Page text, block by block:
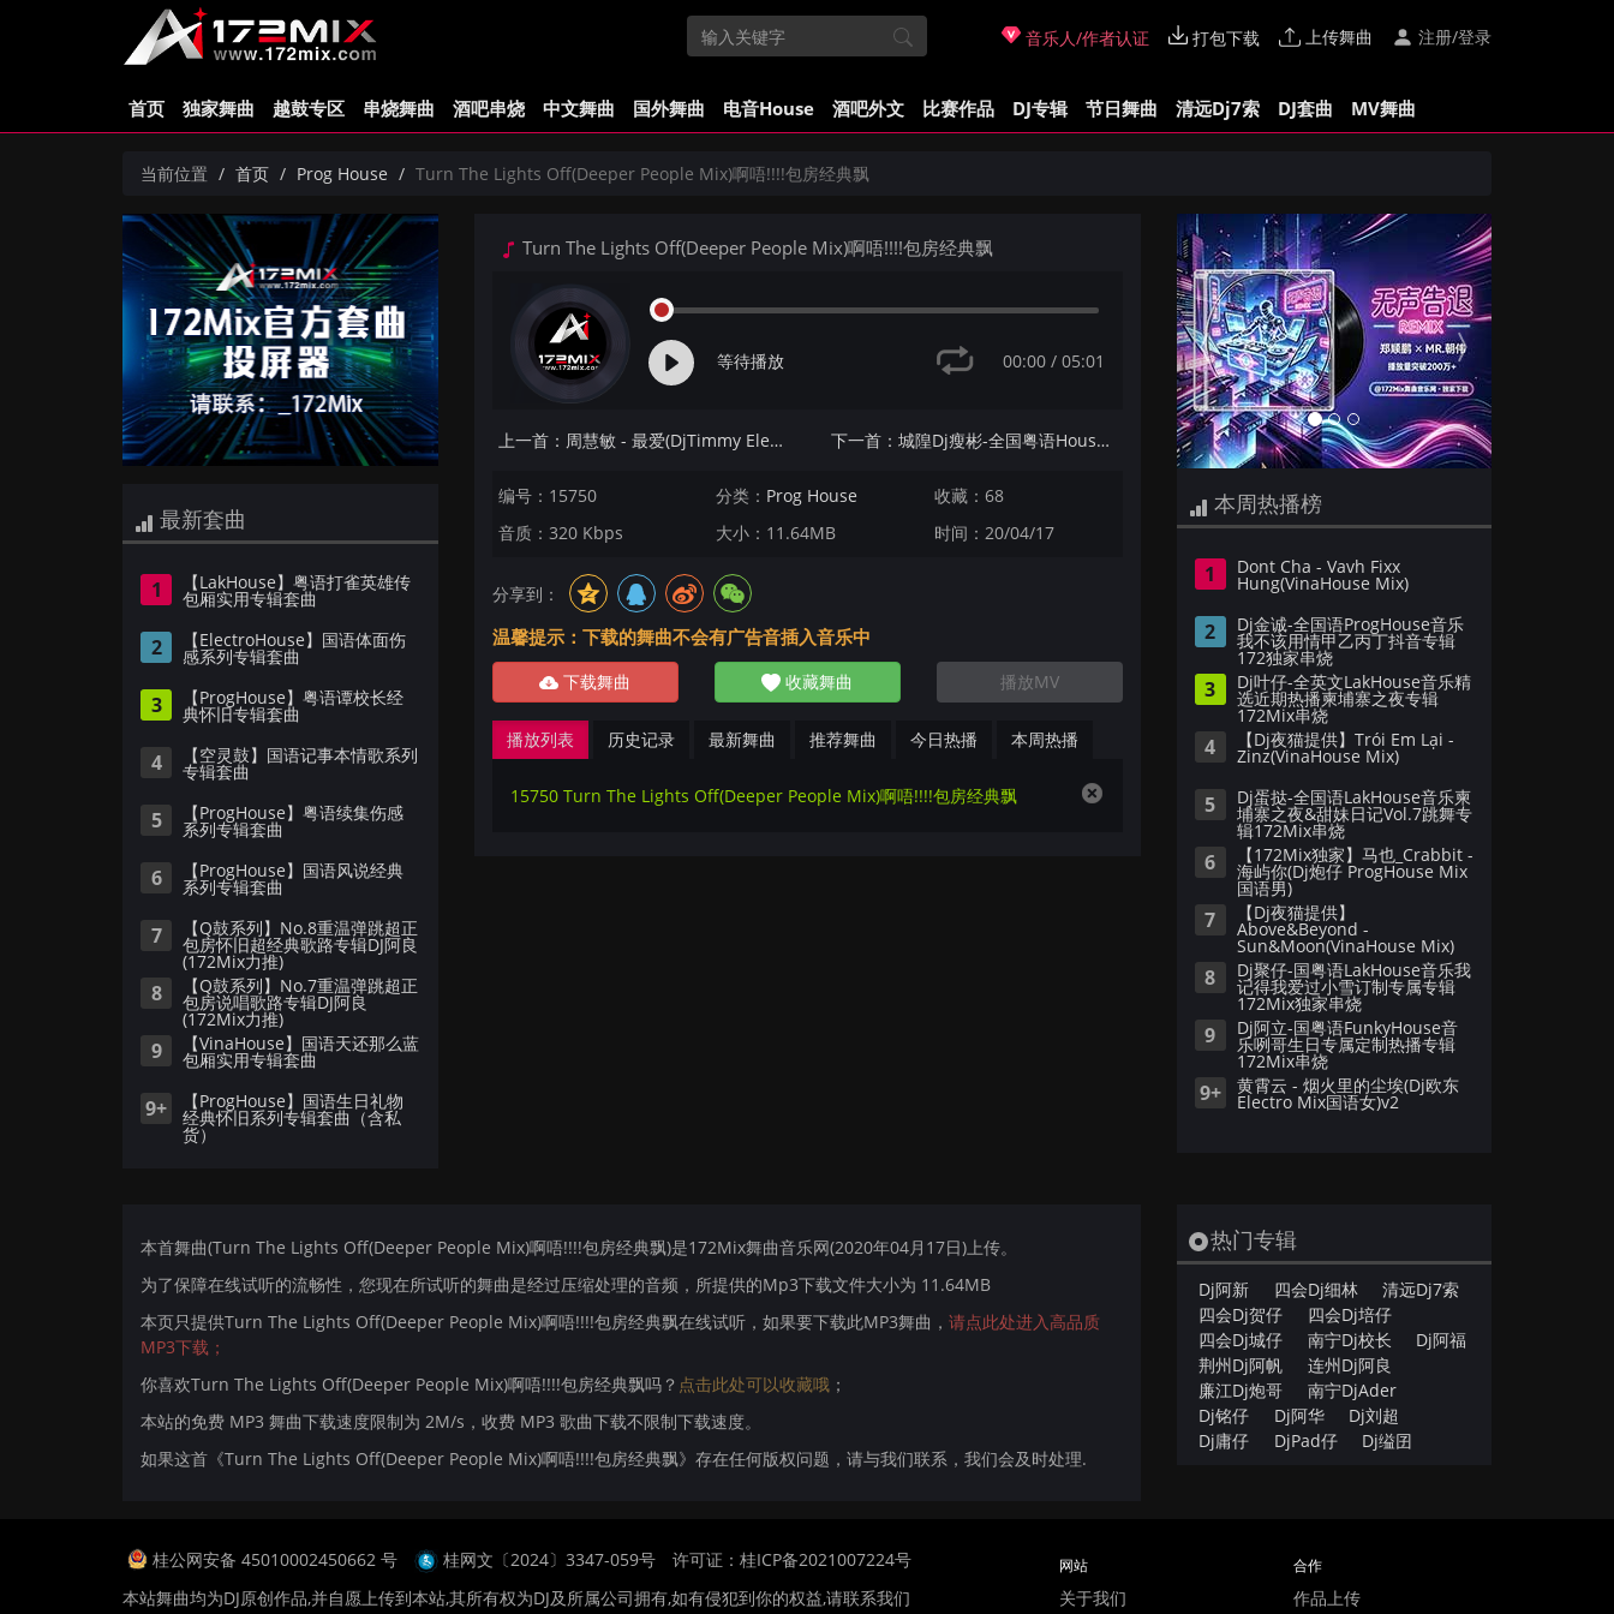
音乐人/作者认证 打包下载 上传舞曲 注册/登录
首页 独家舞曲 越鼓专区 串烧舞曲 酒吧串烧 中文舞曲 国外舞曲 电音House 酒吧外文 比赛作品 DJ专辑 节日舞曲 清远Dj7索 DJ套曲 MV舞曲
当前位置 首页 Prog House Turn The Lights Off(Deeper People Mix)啊唔!!!!包房经典飘
最新套曲
1 【LakHouse】粤语打雀英雄传
包厢实用专辑套曲
2 【ElectroHouse】国语体面伤
感系列专辑套曲
3 【ProgHouse】粤语谭校长经
典怀旧专辑套曲
4 【空灵鼓】国语记事本情歌系列
专辑套曲
5 【ProgHouse】粤语续集伤感
系列专辑套曲
6 【ProgHouse】国语风说经典
系列专辑套曲
7 【Q鼓系列】No.8重温弹跳超正
包房怀旧超经典歌路专辑DJ阿良
(172Mix力推)
8 【Q鼓系列】No.7重温弹跳超正
包房说唱歌路专辑DJ阿良
(172Mix力推)
9 【VinaHouse】国语天还那么蓝
包厢实用专辑套曲
9+ 【ProgHouse】国语生日礼物
经典怀旧系列专辑套曲（含私
货）
Turn The Lights Off(Deeper People Mix)啊唔!!!!包房经典飘
等待播放 00:00 / 05:01
上一首：周慧敏 - 最爱(DjTimmy Electro Mix粤语女) 下一首：城隍Dj瘦彬-全国粤语House音乐怎么做怎么过怎么活172Mix串烧
编号：15750 分类： Prog House
收藏：68
音质：320 Kbps
大小：11.64MB 时间：20/04/17
分享到：
温馨提示：下载的舞曲不会有广告音插入音乐中
下载舞曲 收藏舞曲 播放MV
播放列表 历史记录 最新舞曲 推荐舞曲 今日热播 本周热播
15750 Turn The Lights Off(Deeper People Mix)啊唔!!!!包房经典飘
Previous Next
本周热播榜
1 Dont Cha - Vavh Fixx
Hung(VinaHouse Mix)
2 Dj金诚-全国语ProgHouse音乐
我不该用情甲乙丙丁抖音专辑
172独家串烧
3 Dj叶仔-全英文LakHouse音乐精
选近期热播柬埔寨之夜专辑
172Mix串烧
4 【Dj夜猫提供】Trói Em Lại -
Zinz(VinaHouse Mix)
5 Dj蛋挞-全国语LakHouse音乐柬
埔寨之夜&甜妹日记Vol.7跳舞专
辑172Mix串烧
6 【172Mix独家】马也_Crabbit -
海屿你(Dj炮仔 ProgHouse Mix
国语男)
7 【Dj夜猫提供】
Above&Beyond -
Sun&Moon(VinaHouse Mix)
8 Dj聚仔-国粤语LakHouse音乐我
记得我爱过小雪订制专属专辑
172Mix独家串烧
9 Dj阿立-国粤语FunkyHouse音
乐咧哥生日专属定制热播专辑
172Mix串烧
9+ 黄霄云 - 烟火里的尘埃(Dj欧东
Electro Mix国语女)v2
本首舞曲(Turn The Lights Off(Deeper People Mix)啊唔!!!!包房经典飘)是172Mix舞曲音乐网(2020年04月17日)上传。
为了保障在线试听的流畅性，您现在所试听的舞曲是经过压缩处理的音频，所提供的Mp3下载文件大小为 11.64MB
本页只提供Turn The Lights Off(Deeper People Mix)啊唔!!!!包房经典飘在线试听，如果要下载此MP3舞曲， 请点此处进入高品质
MP3下载；
你喜欢Turn The Lights Off(Deeper People Mix)啊唔!!!!包房经典飘吗？ 点击此处可以收藏哦 ；
本站的免费 MP3 舞曲下载速度限制为 2M/s，收费 MP3 歌曲下载不限制下载速度。
如果这首《Turn The Lights Off(Deeper People Mix)啊唔!!!!包房经典飘》存在任何版权问题，请与我们联系，我们会及时处理.
热门专辑
Dj阿新 四会Dj细林
清远Dj7索
四会Dj贺仔
四会Dj培仔
四会Dj城仔
南宁Dj校长
Dj阿福
荆州Dj阿帆
连州Dj阿良
廉江Dj炮哥
南宁DjAder
Dj铭仔
Dj阿华
Dj刘超
Dj庸仔
DjPad仔 Dj缢囝
桂公网安备 45010002450662 号 桂网文〔2024〕3347-059号
许可证：桂ICP备2021007224号
本站舞曲均为DJ原创作品,并自愿上传到本站,其所有权为DJ及所属公司拥有,如有侵犯到你的权益,请联系我们
网站
关于我们
合作
作品上传